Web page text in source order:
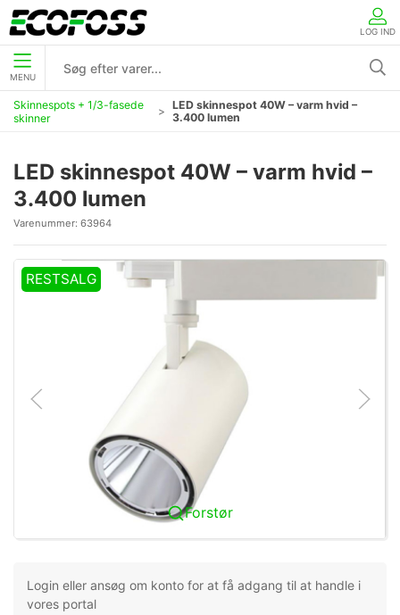
LOG IND
MENU
Skinnespots + 1/3-fasede
skinner
LED skinnespot 40W – varm hvid –
3.400 lumen
LED skinnespot 40W – varm hvid –
3.400 lumen
Varenummer: 63964
RESTSALG
Forstør
Login eller ansøg om konto for at få adgang til at handle i
vores portal